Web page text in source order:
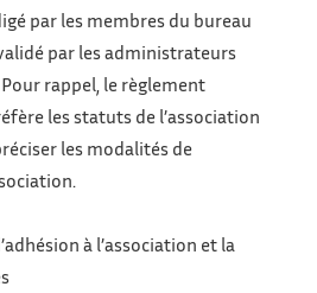
par les membres du bureau
par les administrateurs
rappel, le règlement
les statuts de l’association
les modalités de
à l’association et la